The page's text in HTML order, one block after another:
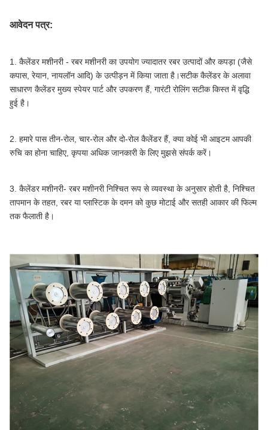
आवेदन पत्र:
1. कैलेंडर मशीनरी - रबर मशीनरी का उपयोग ज्यादातर रबर उत्पादों और कपड़ा (जैसे
कपास, रेयान, नायलॉन आदि) के उत्पीड़न में किया जाता है।सटीक कैलेंडर के अलावा
साधारण कैलेंडर मुख्य स्पेयर पार्ट और उपकरण हैं, गारंटी रोलिंग सटीक किस्त में वृद्धि
हुई है।
2. हमारे पास तीन-रोल, चार-रोल और दो-रोल कैलेंडर हैं, क्या कोई भी आइटम आपकी
रुचि का होना चाहिए, कृपया अधिक जानकारी के लिए मुझसे संपर्क करें।
3. कैलेंडर मशीनरी- रबर मशीनरी निश्चित रूप से व्यवस्था के अनुसार होती है, निश्चित
तापमान के तहत, रबर या प्लास्टिक के दमन को कुछ मोटाई और सतही आकार की फिल्म
तक फैलाती है।